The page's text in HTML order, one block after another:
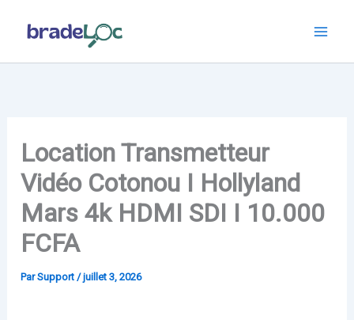
Location Transmetteur
Vidéo Cotonou I Hollyland
Mars 4k HDMI SDI I 10.000
FCFA
ParSupport /juillet 3, 2026